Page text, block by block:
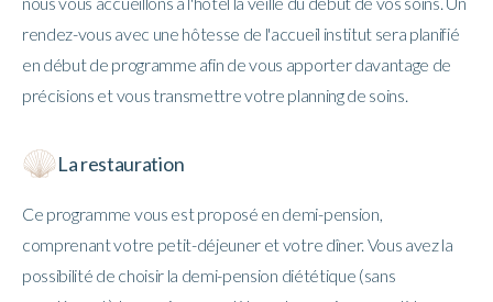
rendez-vous avec une hôtesse de l'accueil institut sera planifié
en début de programme afin de vous apporter davantage de
précisions et vous transmettre votre planning de soins.
La restauration
Ce programme vous est proposé en demi-pension,
comprenant votre petit-déjeuner et votre dîner. Vous avez la
possibilité de choisir la demi-pension diététique (sans